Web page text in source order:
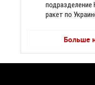
ракет по
Больше